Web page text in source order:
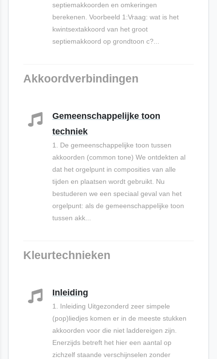
septiemakkoorden en omkeringen
berekenen. Voorbeeld 1:Vraag: wat is het
kwintsextakkoord van het groot
septiemakkoord op grondtoon c?...
Akkoordverbindingen
Gemeenschappelijke toon
techniek
1. De gemeenschappelijke toon tussen
akkoorden (common tone) We ontdekten al
dat het orgelpunt in composities van alle
tijden en plaatsen wordt gebruikt. Nu
bestuderen we een speciaal geval van het
orgelpunt: als de gemeenschappelijke toon
tussen akk...
Kleurtechnieken
Inleiding
1. Inleiding Uitgezonderd zeer simpele
(pop)liedjes komen er in de meeste stukken
akkoorden voor die niet laddereigen zijn.
Enerzijds betreft het hier een aantal op
zichzelf staande verschijnselen zonder